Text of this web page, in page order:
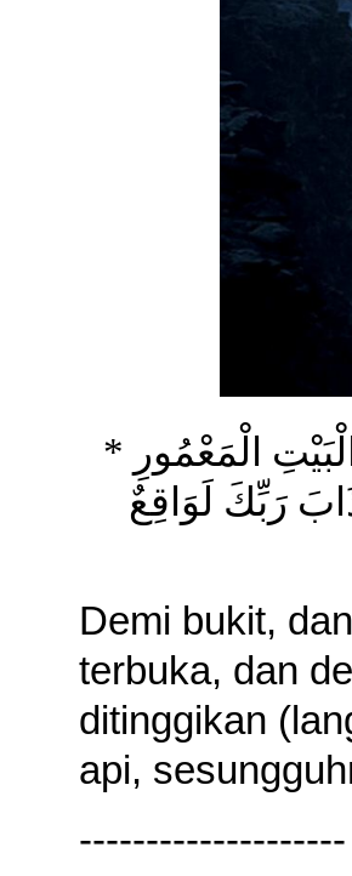
الْمَعْمُورِ *
رَبِّكَ لَوَاقِعٌ
Demi bukit,
terbuka, dan
ditinggikan
api,
--------------------